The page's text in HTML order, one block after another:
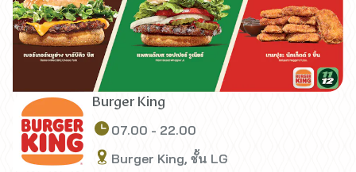
Burger King
07.00 - 22.00
Burger King, ชั้น LG